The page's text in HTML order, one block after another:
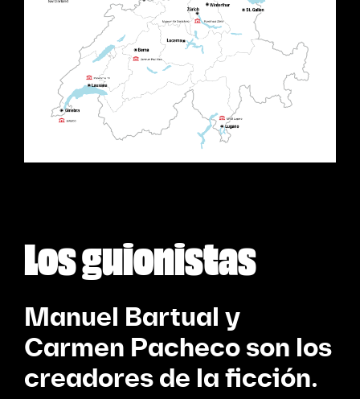
Los guionistas
Manuel Bartual y
Carmen Pacheco son los
creadores de la ficción.